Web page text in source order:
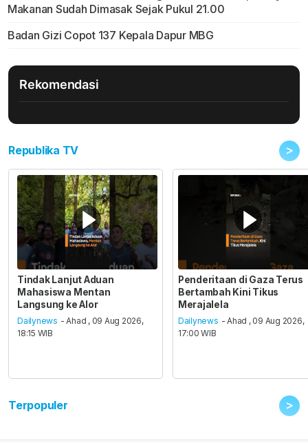
Makanan Sudah Dimasak Sejak Pukul 21.00
Badan Gizi Copot 137 Kepala Dapur MBG
Rekomendasi
Republika TV >
Tindak Lanjut Aduan
Mahasiswa Mentan
Langsung ke Alor
Dailynews - Ahad , 09 Aug 2026,
18:15 WIB
Penderitaan di Gaza Terus
Bertambah Kini Tikus
Merajalela
Dailynews - Ahad , 09 Aug 2026,
17:00 WIB
Terpopuler >